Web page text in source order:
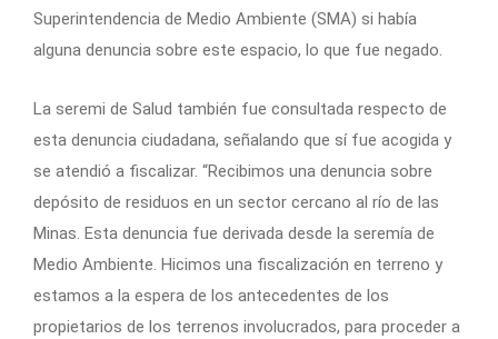
Superintendencia de Medio Ambiente (SMA) si había
alguna denuncia sobre este espacio, lo que fue negado.
La seremi de Salud también fue consultada respecto de
esta denuncia ciudadana, señalando que sí fue acogida y
se atendió a fiscalizar. “Recibimos una denuncia sobre
depósito de residuos en un sector cercano al río de las
Minas. Esta denuncia fue derivada desde la seremía de
Medio Ambiente. Hicimos una fiscalización en terreno y
estamos a la espera de los antecedentes de los
propietarios de los terrenos involucrados, para proceder a